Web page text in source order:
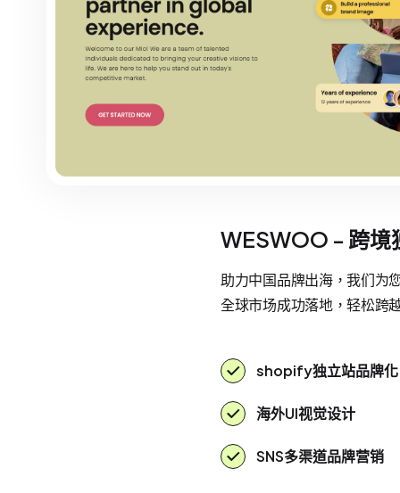
WESWOO - 跨境
助力中国品牌出海，我们为
全球市场成功落地，轻松跨
shopify独立站品牌化
海外UI视觉设计
SNS多渠道品牌营销